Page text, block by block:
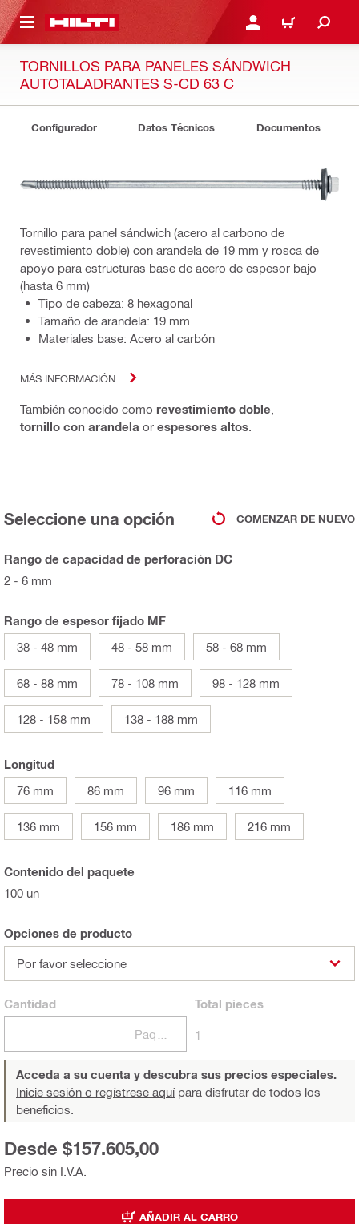
PRINCIPAL INICIE SESIÓN O
CARRITO
TORNILLOS PARA PANELES SÁNDWICH
AUTOTALADRANTES S-CD 63 C
Configurador Datos Técnicos Documentos
Tornillo para panel sándwich (acero al carbono de
revestimiento doble) con arandela de 19 mm y rosca de
apoyo para estructuras base de acero de espesor bajo
(hasta 6 mm)
Tipo de cabeza: 8 hexagonal
Tamaño de arandela: 19 mm
Materiales base: Acero al carbón
MÁS INFORMACIÓN
También conocido como revestimiento doble
tornillo con arandela or espesores altos
Seleccione una opción COMENZAR DE NUEVO
Rango de capacidad de perforación DC
2 - 6 mm
Rango de espesor fijado MF
38 - 48 mm
48 - 58 mm 58 - 68 mm
68 - 88 mm 78 - 108 mm 98 - 128 mm
128 - 158 mm 138 - 188 mm
Longitud
76 mm
86 mm 96 mm 116 mm
136 mm 156 mm 186 mm 216 mm
Contenido del paquete
100 un
Opciones de producto
Por favor seleccione
Cantidad Total pieces
1
Acceda a su cuenta y descubra sus precios especiales.
Inicie sesión o regístrese aquípara disfrutar de todos los
beneficios.
Precio sin I.V.A.
Desde $157.605,00
AÑADIR AL CARRO